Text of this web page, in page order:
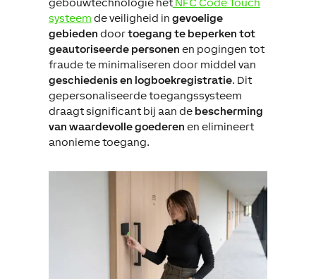
systeem de veiligheid in gevoelige
gebieden doortoegang te beperken tot
geautoriseerde personen en pogingen tot
fraude te minimaliseren door middel van
geschiedenis en logboekregistratie. Dit
gepersonaliseerde toegangssysteem
draagt significant bij aan de bescherming
van waardevolle goederen en elimineert
anonieme toegang.